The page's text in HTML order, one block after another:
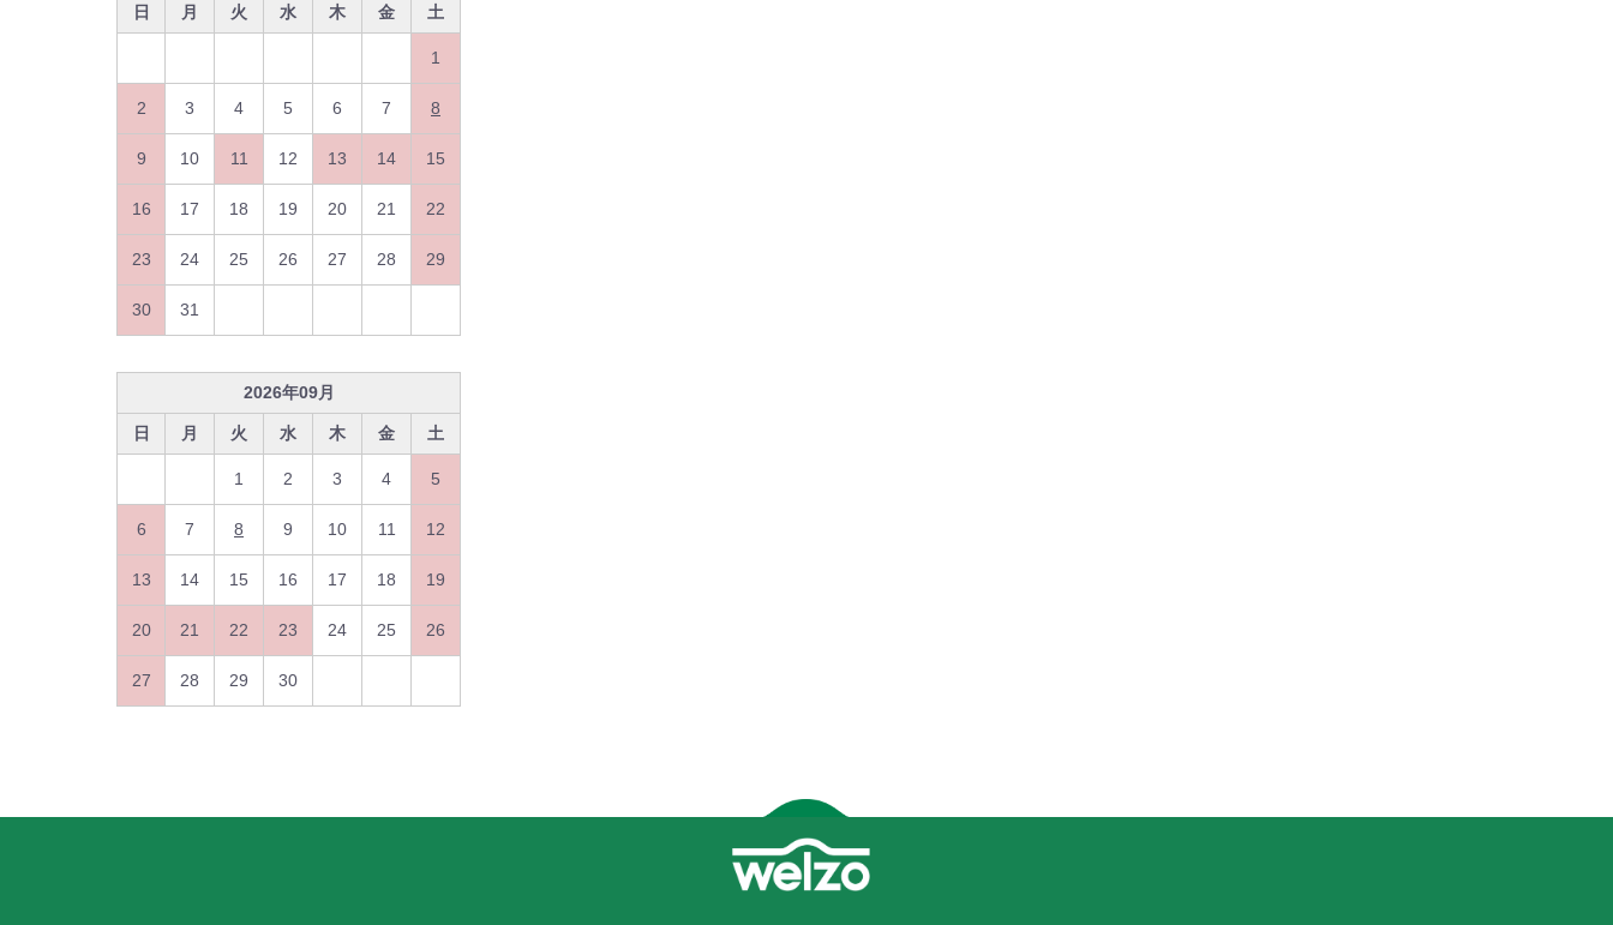
日 月 火 水 木 金 土
1
2 3 4 5 6 7 8
9 10 11 12 13 14 15
16 17 18 19 20 21 22
23 24 25 26 27 28 29
30 31
2026年09月
日 月 火 水 木 金 土
1 2 3 4 5
6 7 8 9 10 11 12
13 14 15 16 17 18 19
20 21 22 23 24 25 26
27 28 29 30